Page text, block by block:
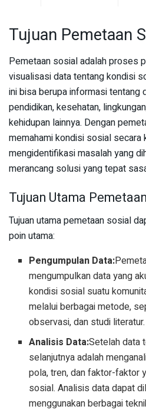
Tujuan Pemetaan
Pemetaan sosial adalah proses
visualisasi data tentang kondisi
ini bisa berupa informasi tentang
pendidikan, kesehatan,
kehidupan lainnya. Dengan
memahami kondisi sosial secara
mengidentifikasi masalah yang
merancang solusi yang tepat
Tujuan Utama
Tujuan utama pemetaan sosial
poin utama:
Pengumpulan Data:
mengumpulkan data yang
kondisi sosial suatu
melalui berbagai metode,
observasi, dan studi literatur.
Analisis Data:Setelah data
selanjutnya adalah
pola, tren, dan faktor-faktor
sosial. Analisis data dapat
menggunakan berbagai